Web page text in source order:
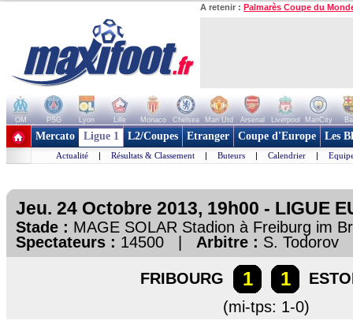
A retenir : Palmarès Coupe du
OM PSG Lyon Lille Monaco Chelsea Man Utd Arsenal Liverpool ManCity
+ de clubs
Mercato Ligue 1 L2/Coupes Etranger Coupe d'Europe Les
Actualité | Résultats & Classement | Buteurs | Calendrier |
Jeu. 24 Octobre 2013, 19h00 - LIGUE
Stade : MAGE SOLAR Stadion à Freiburg im
Spectateurs : 14500 | Arbitre : S. Todorov
FRIBOURG 1 1
(mi-tps: 1-0)